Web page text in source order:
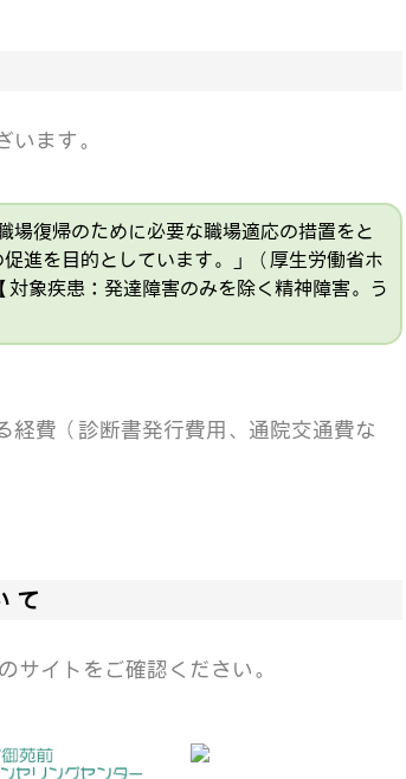
います。
場復帰のために必要な職場適応の措置をと
進を目的としています。」（厚生労働省ホ
象疾患：発達障害のみを除く精神障害。う
経費（診断書発行費用、通院交通費な
て
のサイトをご確認ください。